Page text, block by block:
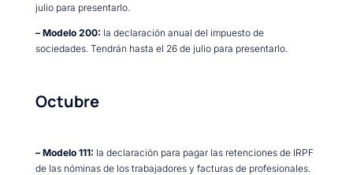
julio para presentarlo.
– Modelo 200: la declaración anual del impuesto de
sociedades. Tendrán hasta el 26 de julio para presentarlo.
Octubre
– Modelo 111: la declaración para pagar las retenciones de IRPF
de las nóminas de los trabajadores y facturas de profesionales.